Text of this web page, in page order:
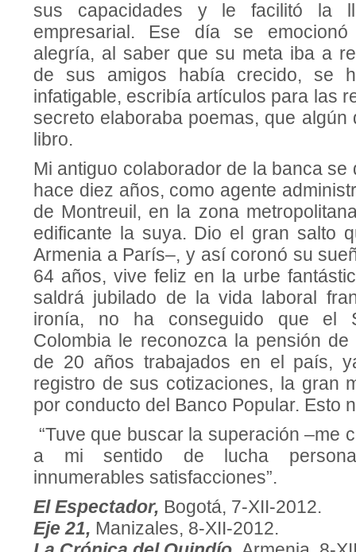
sus capacidades y le facilitó la
empresarial. Ese día se
alegría, al saber que su meta iba a
de sus amigos había crecido, se
infatigable, escribía artículos para las
secreto elaboraba poemas, que algún
libro.
Mi antiguo colaborador de la banca se
hace diez años, como agente
de Montreuil, en la zona
edificante la suya. Dio el gran salto
Armenia a París–, y así coronó su
64 años, vive feliz en la urbe
saldrá jubilado de la vida laboral
ironía, no ha conseguido que el
Colombia le reconozca la pensión
de 20 años trabajados en el país,
registro de sus cotizaciones, la gran
por conducto del Banco Popular. Esto
“Tuve que buscar la superación –me
a mi sentido de lucha
innumerables satisfacciones”.
El Espectador, Bogotá, 7-XII-2012.
Eje 21, Manizales, 8-XII-2012.